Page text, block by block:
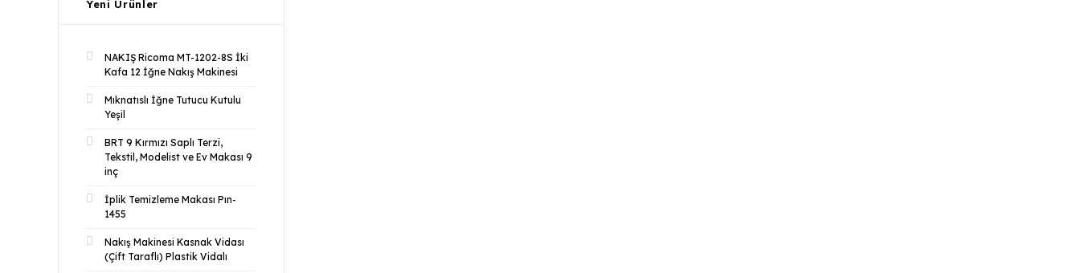
Yeni Ürünler
NAKIŞ Ricoma MT-1202-8S İki
Kafa 12 İğne Nakış Makinesi
Mıknatıslı İğne Tutucu Kutulu
Yeşil
BRT 9 Kırmızı Saplı Terzi,
Tekstil, Modelist ve Ev Makası 9
inç
İplik Temizleme Makası Pın-
1455
Nakış Makinesi Kasnak Vidası
(Çift Taraflı) Plastik Vidalı